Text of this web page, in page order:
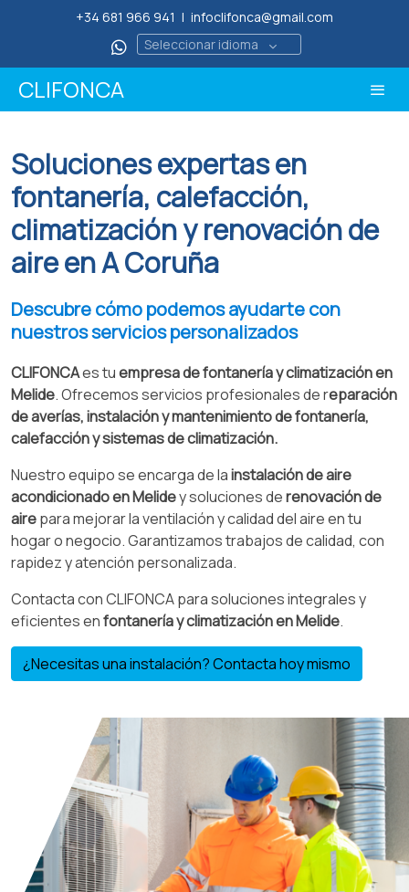
+34 681 966 941 | infoclifonca@gmail.com
Seleccionar idioma
CLIFONCA
Soluciones expertas en
fontanería, calefacción,
climatización y renovación de
aire en A Coruña
Descubre cómo podemos ayudarte con
nuestros servicios personalizados
CLIFONCAes tuempresa de fontanería y climatización en
Melide. Ofrecemos servicios profesionales de reparación
de averías, instalación y mantenimiento de fontanería,
calefacción y sistemas de climatización.
Nuestro equipo se encarga de lainstalación de aire
acondicionado en Melidey soluciones derenovación de
airepara mejorar la ventilación y calidad del aire en tu
hogar o negocio. Garantizamos trabajos de calidad, con
rapidez y atención personalizada.
Contacta con CLIFONCA para soluciones integrales y
eficientes enfontanería y climatización en Melide.
¿Necesitas una instalación? Contacta hoy mismo